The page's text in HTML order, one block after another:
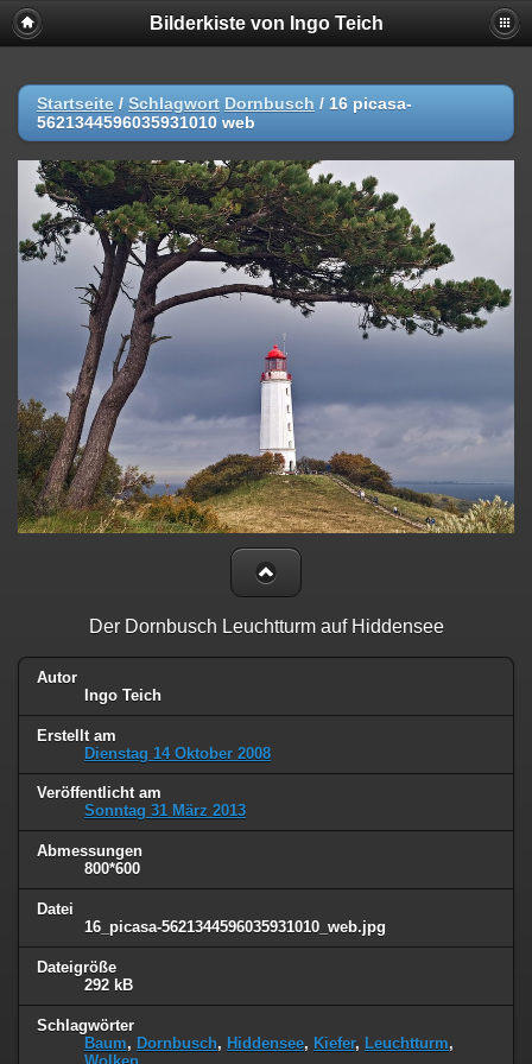
Bilderkiste von Ingo Teich
Startseite / Schlagwort Dornbusch / 16 picasa-
5621344596035931010 web
Der Dornbusch Leuchtturm auf Hiddensee
Autor
Ingo Teich
Erstellt am
Dienstag 14 Oktober 2008
Veröffentlicht am
Sonntag 31 März 2013
Abmessungen
800*600
Datei
16_picasa-5621344596035931010_web.jpg
Dateigröße
292 kB
Schlagwörter
Baum, Dornbusch, Hiddensee, Kiefer, Leuchtturm,